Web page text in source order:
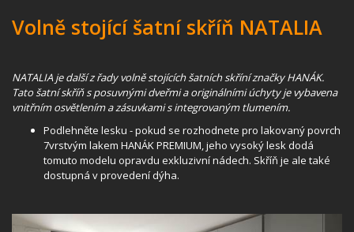
Volně stojící šatní skříň NATALIA
NATALIA je další z řady volně stojících šatních skříní značky HANÁK.
Tato šatní skříň s posuvnými dveřmi a originálními úchyty je vybavena
vnitřním osvětlením a zásuvkami s integrovaným tlumením.
Podlehněte lesku - pokud se rozhodnete pro lakovaný povrch
7vrstvým lakem HANÁK PREMIUM, jeho vysoký lesk dodá
tomuto modelu opravdu exkluzivní nádech. Skříň je ale také
dostupná v provedení dýha.